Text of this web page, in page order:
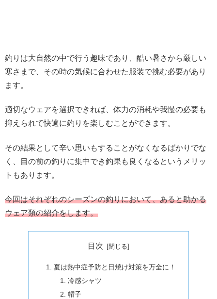
釣りは大自然の中で行う趣味であり、酷い暑さから厳しい
寒さまで、その時の気候に合わせた服装で挑む必要があり
ます。
適切なウェアを選択できれば、体力の消耗や我慢の必要も
抑えられて快適に釣りを楽しむことができます。
その結果として辛い思いもすることがなくなるばかりでな
く、目の前の釣りに集中でき釣果も良くなるというメリッ
トもあります。
今回はそれぞれのシーズンの釣りにおいて、あると助かる
ウェア類の紹介をします。
目次
夏は熱中症予防と日焼け対策を万全に！
冷感シャツ
帽子